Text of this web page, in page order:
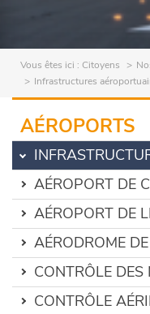
Vous êtes ici : Citoyens
Infrastructures
AÉROPORTS
AÉROPORT DE
AÉROPORT DE
AÉRODROME
CONTRÔLE
CONTRÔLE